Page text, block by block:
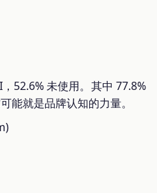
52.6% 未使用。其中 77.8%
能就是品牌认知的力量。